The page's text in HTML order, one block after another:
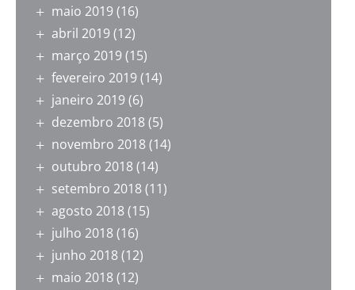
maio 2019(16)
abril 2019(12)
março 2019(15)
fevereiro 2019(14)
janeiro 2019(6)
dezembro 2018(5)
novembro 2018(14)
outubro 2018(14)
setembro 2018(11)
agosto 2018(15)
julho 2018(16)
junho 2018(12)
maio 2018(12)